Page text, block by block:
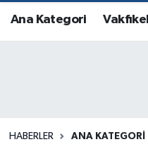
Ana Kategori
HABERLER ANA KATEGORI
Vakfıkebir Trafik